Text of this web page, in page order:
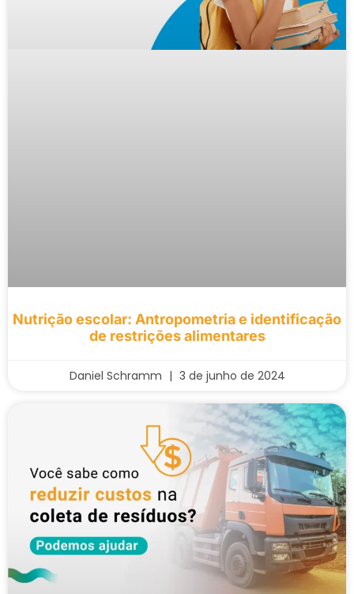
Nutrição escolar: Antropometria e identificação
de restrições alimentares
Daniel Schramm 3 de junho de 2024